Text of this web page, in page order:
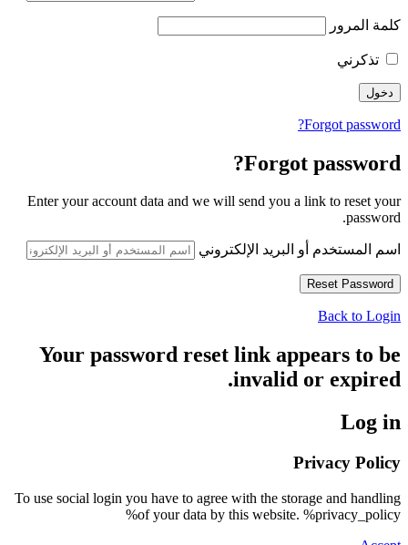
كلمة المرور
تذكرني
Forgot password?
Forgot password?
Enter your account data and we will send you a link to reset your
password.
اسم المستخدم أو البريد الإلكتروني
Back to Login
Your password reset link appears to be
invalid or expired.
Log in
Privacy Policy
To use social login you have to agree with the storage and handling
of your data by this website. %privacy_policy%